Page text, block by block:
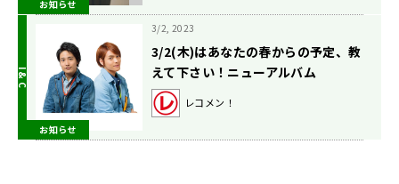
お知らせ
お知らせ
3/2, 2023
3/2(木)はあなたの春からの予定、教
えて下さい！ニューアルバム
「POWER」のお話もたっぷり
と！！
レコメン！